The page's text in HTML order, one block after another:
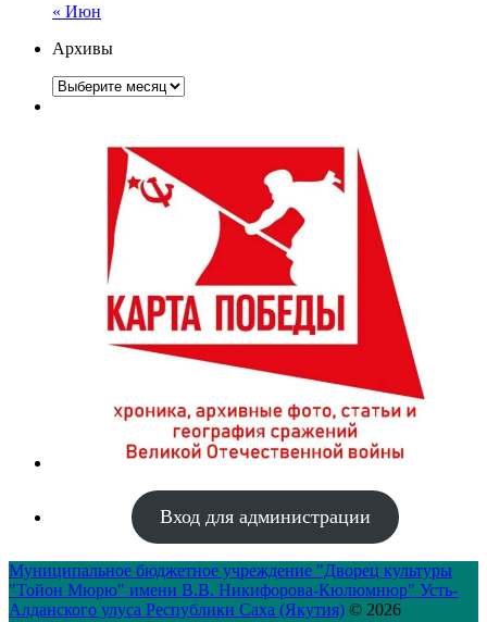
« Июн
Архивы
Архивы
Вход для администрации
Муниципальное бюджетное учреждение "Дворец культуры
"Тойон Мюрю" имени В.В. Никифорова-Кюлюмнюр" Усть-
Алданского улуса Республики Саха (Якутия) © 2026